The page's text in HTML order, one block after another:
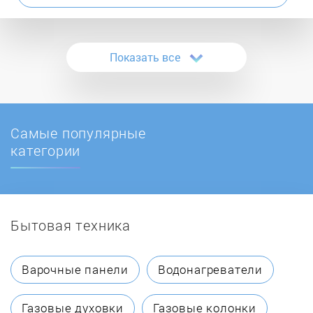
года. Работы проходят в строго установленных
получите в обещанные сроки.
Bialetti
Binatone
Braun
Bravilor Bonamat
Показать все
Самые популярные
категории
Бытовая техника
Варочные панели Водонагреватели
Газовые духовки Газовые колонки